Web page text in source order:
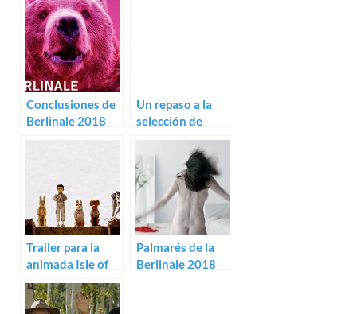
Conclusiones de
Berlinale 2018
Un repaso a la
selección de
Berlinale 2018
Trailer para la
animada Isle of
Dogs de Wes
Anderson
Palmarés de la
Berlinale 2018